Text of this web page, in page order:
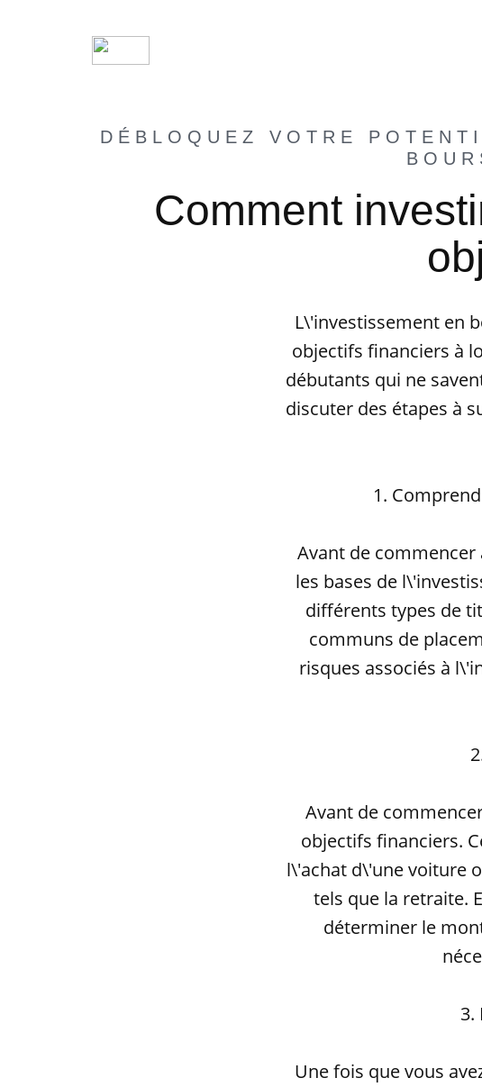
DÉBLOQUEZ VOTRE
Comment
L\'investissement en
objectifs financiers à
débutants qui ne
discuter des étapes à
1.
Avant de
les bases de
différents types de
communs de
risques associés à
Avant de
objectifs financiers.
l\'achat d\'une voiture
tels que la retraite.
déterminer le
3.
Une fois que vous